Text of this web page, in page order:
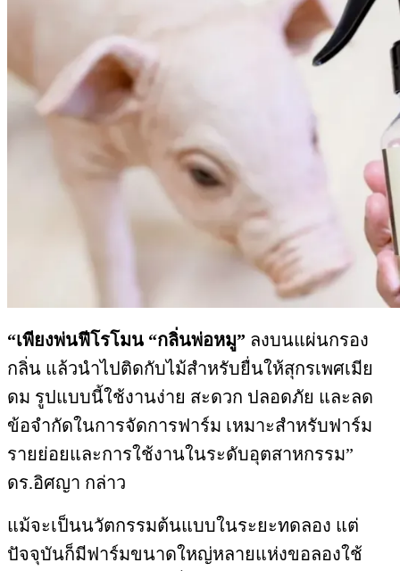
“เพียงพ่นฟีโรโมน “กลิ่นพ่อหมู” ลงบนแผ่นกรอง
กลิ่น แล้วนำไปติดกับไม้สำหรับยื่นให้สุกรเพศเมีย
ดม รูปแบบนี้ใช้งานง่าย สะดวก ปลอดภัย และลด
ข้อจำกัดในการจัดการฟาร์ม เหมาะสำหรับฟาร์ม
รายย่อยและการใช้งานในระดับอุตสาหกรรม”
ดร.อิศญา กล่าว
แม้จะเป็นนวัตกรรมต้นแบบในระยะทดลอง แต่
ปัจจุบันก็มีฟาร์มขนาดใหญ่หลายแห่งขอลองใช้